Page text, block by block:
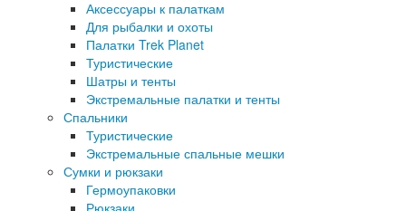
Аксессуары к палаткам
Для рыбалки и охоты
Палатки Trek Planet
Туристические
Шатры и тенты
Экстремальные палатки и тенты
Спальники
Туристические
Экстремальные спальные мешки
Сумки и рюкзаки
Гермоупаковки